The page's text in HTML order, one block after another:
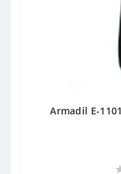
Armadil E-